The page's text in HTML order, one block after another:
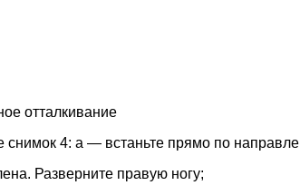
отталкивание
снимок 4: а — встаньте прямо по
Разверните правую ногу;